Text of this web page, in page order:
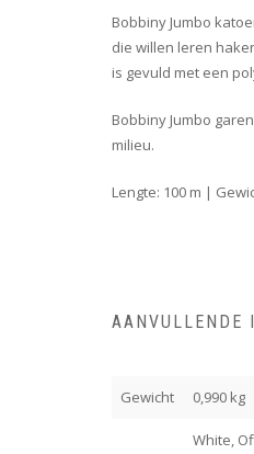
Bobbiny Jumbo
die willen leren
is gevuld met een
Bobbiny Jumbo
milieu.
Lengte: 100 m |
AANVULLENDE
Gewicht 0,990 kg
White,